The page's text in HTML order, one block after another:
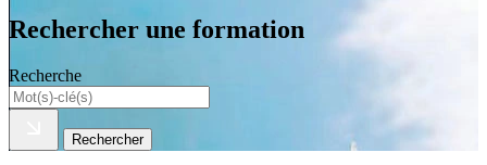
Rechercher une formation
Recherche
Rechercher